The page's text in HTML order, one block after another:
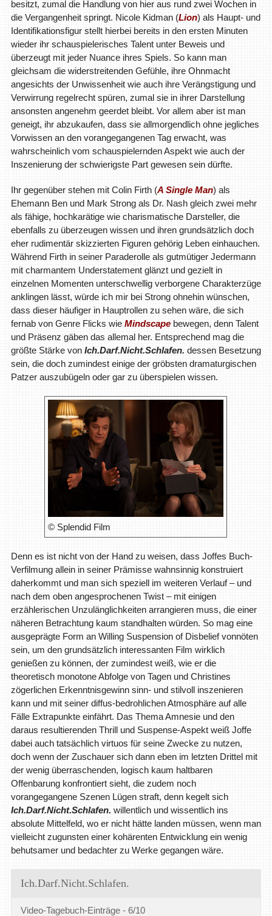
besitzt, zumal die Handlung von hier aus rund zwei Wochen in
die Vergangenheit springt. Nicole Kidman (Lion) als Haupt- und
Identifikationsfigur stellt hierbei bereits in den ersten Minuten
wieder ihr schauspielerisches Talent unter Beweis und
überzeugt mit jeder Nuance ihres Spiels. So kann man
gleichsam die widerstreitenden Gefühle, ihre Ohnmacht
angesichts der Unwissenheit wie auch ihre Verängstigung und
Verwirrung regelrecht spüren, zumal sie in ihrer Darstellung
ansonsten angenehm geerdet bleibt. Vor allem aber ist man
geneigt, ihr abzukaufen, dass sie allmorgendlich ohne jegliches
Vorwissen an den vorangegangenen Tag erwacht, was
wahrscheinlich vom schauspielernden Aspekt wie auch der
Inszenierung der schwierigste Part gewesen sein dürfte.
Ihr gegenüber stehen mit Colin Firth (A Single Man) als
Ehemann Ben und Mark Strong als Dr. Nash gleich zwei mehr
als fähige, hochkarätige wie charismatische Darsteller, die
ebenfalls zu überzeugen wissen und ihren grundsätzlich doch
eher rudimentär skizzierten Figuren gehörig Leben einhauchen.
Während Firth in seiner Paraderolle als gutmütiger Jedermann
mit charmantem Understatement glänzt und gezielt in
einzelnen Momenten unterschwellig verborgene Charakterzüge
anklingen lässt, würde ich mir bei Strong ohnehin wünschen,
dass dieser häufiger in Hauptrollen zu sehen wäre, die sich
fernab von Genre Flicks wie Mindscapebewegen, denn Talent
und Präsenz gäben das allemal her. Entsprechend mag die
größte Stärke von Ich.Darf.Nicht.Schlafen. dessen Besetzung
sein, die doch zumindest einige der gröbsten dramaturgischen
Patzer auszubügeln oder gar zu überspielen wissen.
© Splendid Film
Denn es ist nicht von der Hand zu weisen, dass Joffes Buch-
Verfilmung allein in seiner Prämisse wahnsinnig konstruiert
daherkommt und man sich speziell im weiteren Verlauf – und
nach dem oben angesprochenen Twist – mit einigen
erzählerischen Unzulänglichkeiten arrangieren muss, die einer
näheren Betrachtung kaum standhalten würden. So mag eine
ausgeprägte Form an Willing Suspension of Disbelief vonnöten
sein, um den grundsätzlich interessanten Film wirklich
genießen zu können, der zumindest weiß, wie er die
theoretisch monotone Abfolge von Tagen und Christines
zögerlichen Erkenntnisgewinn sinn- und stilvoll inszenieren
kann und mit seiner diffus-bedrohlichen Atmosphäre auf alle
Fälle Extrapunkte einfährt. Das Thema Amnesie und den
daraus resultierenden Thrill und Suspense-Aspekt weiß Joffe
dabei auch tatsächlich virtuos für seine Zwecke zu nutzen,
doch wenn der Zuschauer sich dann eben im letzten Drittel mit
der wenig überraschenden, logisch kaum haltbaren
Offenbarung konfrontiert sieht, die zudem noch
vorangegangene Szenen Lügen straft, denn kegelt sich
Ich.Darf.Nicht.Schlafen. willentlich und wissentlich ins
absolute Mittelfeld, wo er nicht hätte landen müssen, wenn man
vielleicht zugunsten einer kohärenten Entwicklung ein wenig
behutsamer und bedachter zu Werke gegangen wäre.
Ich.Darf.Nicht.Schlafen.
Video-Tagebuch-Einträge - 6/10